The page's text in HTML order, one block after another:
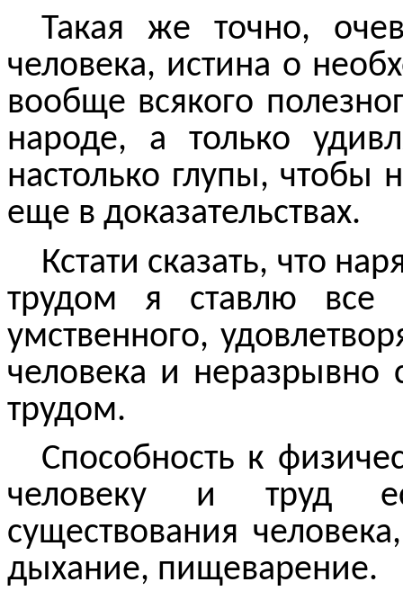
Такая же точно,
человека, истина о
вообще всякого
народе, а только
настолько глупы, чтобы
еще в доказательствах.
Кстати сказать, что
трудом я ставлю все
умственного,
человека и неразрывно
трудом.
Способность к
человеку и труд
существования
дыхание, пищеварение.